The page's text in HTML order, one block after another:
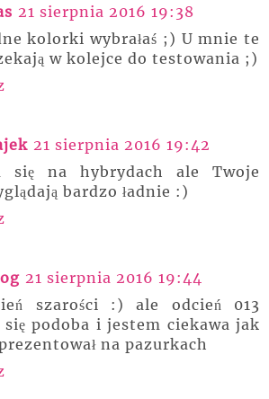
21 sierpnia 2016 19:38
kolorki wybrałaś ;) U mnie te
w kolejce do testowania ;)
21 sierpnia 2016 19:42
się na hybrydach ale Twoje
bardzo ładnie :)
21 sierpnia 2016 19:44
szarości :) ale odcień 013
podoba i jestem ciekawa jak
na pazurkach